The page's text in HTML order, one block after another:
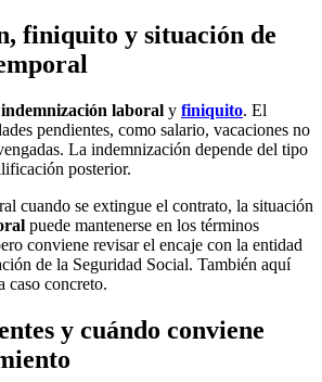
finiquito y situación de
indemnización laboral y finiquito. El
pendientes, como salario, vacaciones no
La indemnización depende del tipo
posterior.
cuando se extingue el contrato, la situación
puede mantenerse en los términos
conviene revisar el encaje con la entidad
de la Seguridad Social. También aquí
caso concreto.
y cuándo conviene